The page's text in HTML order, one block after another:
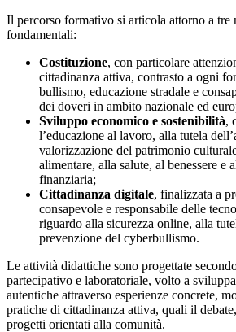
Il percorso formativo si articola attorno a tre
fondamentali:
Costituzione, con particolare
cittadinanza attiva, contrasto a ogni
bullismo, educazione stradale e
dei doveri in ambito nazionale ed
Sviluppo economico e sostenibilità,
l’educazione al lavoro, alla tutela
valorizzazione del patrimonio
alimentare, alla salute, al benessere e
finanziaria;
Cittadinanza digitale, finalizzata a
consapevole e responsabile delle
riguardo alla sicurezza online, alla
prevenzione del cyberbullismo.
Le attività didattiche sono progettate
partecipativo e laboratoriale, volto a
autentiche attraverso esperienze concrete,
pratiche di cittadinanza attiva, quali il
progetti orientati alla comunità.